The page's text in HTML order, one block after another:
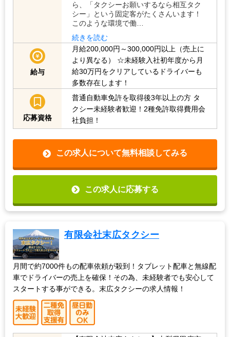
ら、「タクシーお願いするなら相互タク
シー」という固定客がたくさんいます！
このような環境で働…
続きを読む
給与
月給200,000円～300,000円以上（売上に
より異なる）
☆未経験入社初年度から月
給30万円をクリアしているドライバーも
多数存在します！
応募資格
普通自動車免許を取得後3年以上の方 タ
クシー未経験者歓迎！2種免許取得費用会
社負担！
この求人について無料相談してみる
この求人に応募する
有限会社末広タクシー
月間で約7000件もの配車依頼が殺到！タブレット配車と無線配
車でドライバーの売上を確保！その為、未経験者でも安心して
スタートする事ができる。末広タクシーの求人情報！